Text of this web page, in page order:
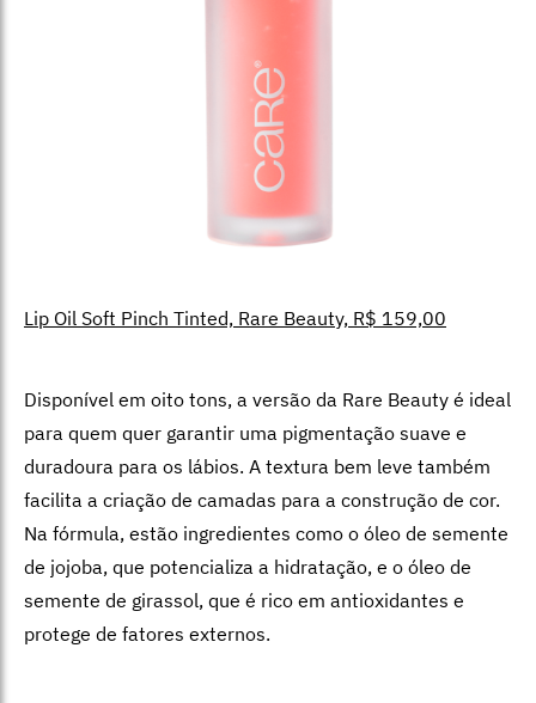
Lip Oil Soft Pinch Tinted, Rare Beauty, R$ 159,00
Disponível em oito tons, a versão da Rare Beauty é ideal
para quem quer garantir uma pigmentação suave e
duradoura para os lábios. A textura bem leve também
facilita a criação de camadas para a construção de cor.
Na fórmula, estão ingredientes como o óleo de semente
de jojoba, que potencializa a hidratação, e o óleo de
semente de girassol, que é rico em antioxidantes e
protege de fatores externos.